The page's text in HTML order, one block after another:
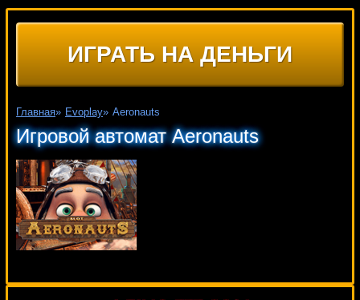
ИГРАТЬ НА ДЕНЬГИ
Главная» Evoplay» Aeronauts
Игровой автомат Aeronauts